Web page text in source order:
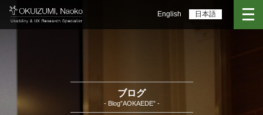
English 日本語
ブログ
- Blog”AOKAEDE” -